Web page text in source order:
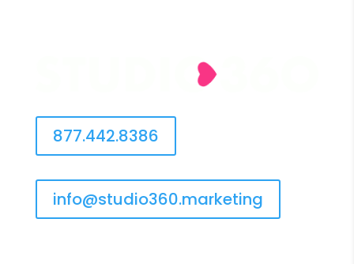
877.442.8386
info@studio360.marketing